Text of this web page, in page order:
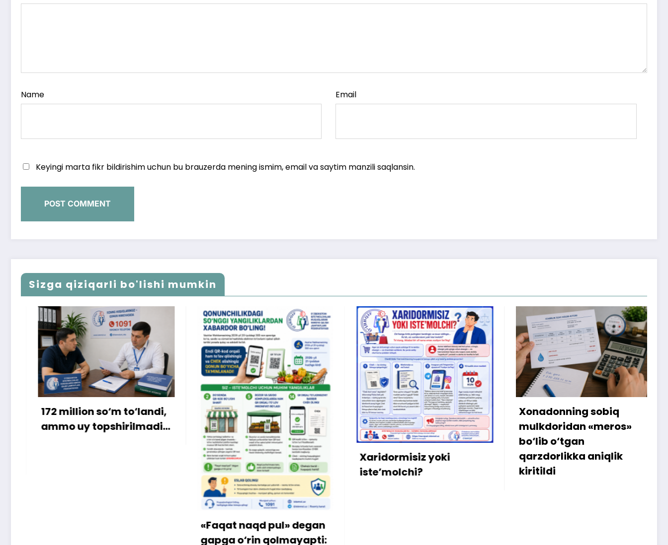
Name Email
Keyingi marta fikr bildirishim uchun bu brauzerda mening ismim, email va saytim manzili saqlansin.
Sizga qiziqarli bo'lishi mumkin
so‘m to‘landi,
uy topshirilmadi…
«Faqat naqd pul» degan
gapga o‘rin qolmayapti:
Xaridormisiz yoki
iste’molchi?
Xonadonning sobiq
mulkdoridan «meros»
bo‘lib o‘tgan
qarzdorlikka aniqlik
amalga